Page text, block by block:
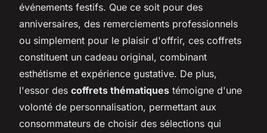
événements festifs. Que ce soit pour des
anniversaires, des remerciements professionnels
ou simplement pour le plaisir d'offrir, ces coffrets
constituent un cadeau original, combinant
esthétisme et expérience gustative. De plus,
l'essor des coffrets thématiques témoigne d'une
volonté de personnalisation, permettant aux
consommateurs de choisir des sélections qui